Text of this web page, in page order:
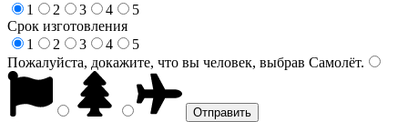
1
2 3 4
5
Срок изготовления
1
2 3 4
5
Пожалуйста, докажите, что вы человек, выбрав Самолёт.